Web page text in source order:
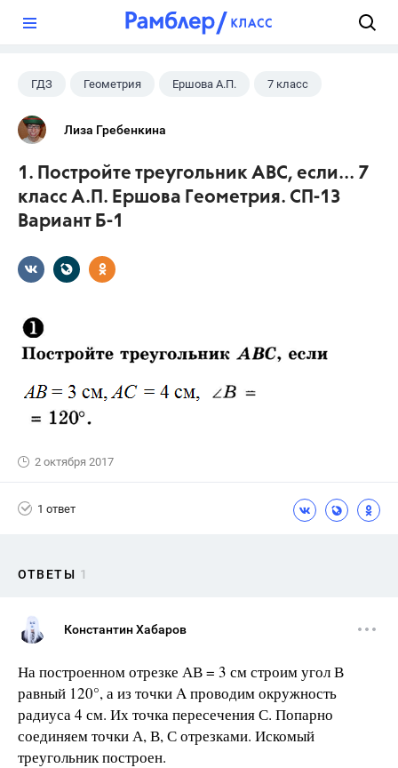
ГДЗ Геометрия Ершова А.П. 7 класс
Лиза Гребенкина
1. Постройте треугольник АВС, если... 7
класс А.П. Ершова Геометрия. СП-13
Вариант Б-1
2 октября 2017
1 ответ
ОТВЕТЫ 1
Константин Хабаров
На построенном отрезке АВ = 3 см строим угол В
равный 120°, а из точки A проводим окружность
радиуса 4 см. Их точка пересечения С. Попарно
соединяем точки А, В, С отрезками. Искомый
треугольник построен.